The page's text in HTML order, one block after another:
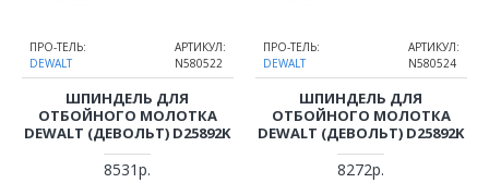
ПРО-ТЕЛЬ:
DEWALT
АРТИКУЛ:
N580522
ШПИНДЕЛЬ ДЛЯ
ОТБОЙНОГО МОЛОТКА
DEWALT (ДЕВОЛЬТ) D25892K
8531р.
ПРО-ТЕЛЬ:
DEWALT
АРТИКУЛ:
N580524
ШПИНДЕЛЬ ДЛЯ
ОТБОЙНОГО МОЛОТКА
DEWALT (ДЕВОЛЬТ) D25892K
8272р.